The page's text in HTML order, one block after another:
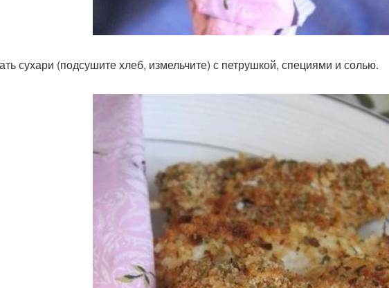
сухари (подсушите хлеб, измельчите) с петрушкой, специями и солью.